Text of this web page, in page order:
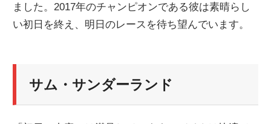
ました。2017年のチャンピオンである彼は素晴らし
い初日を終え、明日のレースを待ち望んでいます。
サム・サンダーランド